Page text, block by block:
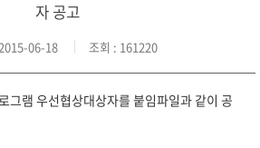
자 공고
06-18 조회 : 161220
그램 우선협상대상자를 붙임파일과 같이 공